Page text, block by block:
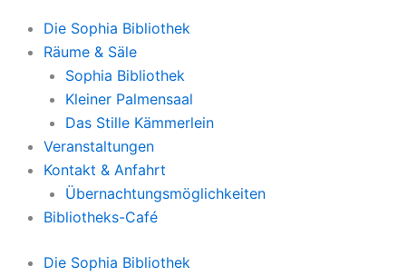
Die Sophia Bibliothek
Räume & Säle
Sophia Bibliothek
Kleiner Palmensaal
Das Stille Kämmerlein
Veranstaltungen
Kontakt & Anfahrt
Übernachtungsmöglichkeiten
Bibliotheks-Café
Die Sophia Bibliothek